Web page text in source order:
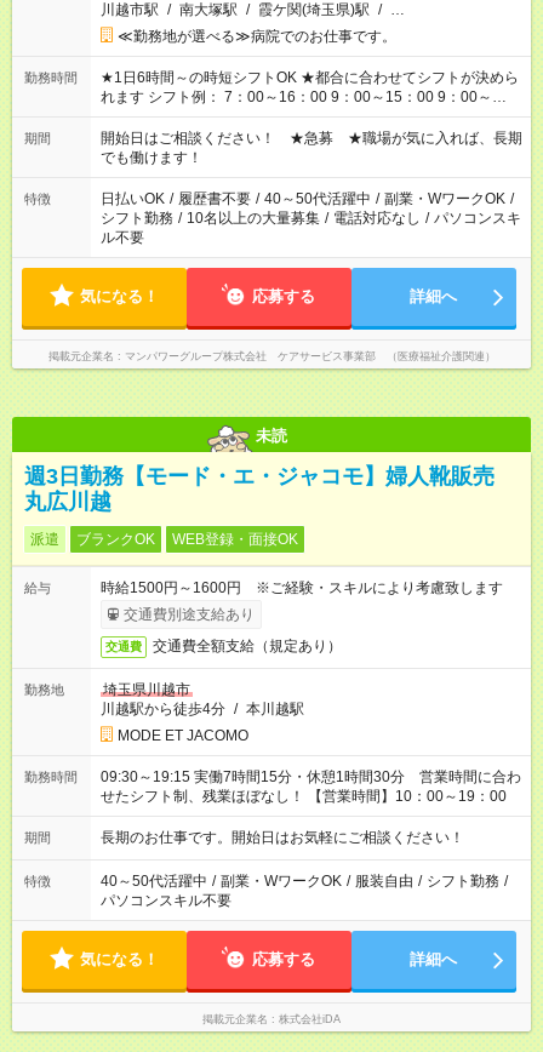
川越市駅 / 南大塚駅 / 霞ケ関(埼玉県)駅 / …
≪勤務地が選べる≫病院でのお仕事です。
勤務時間
★1日6時間～の時短シフトOK ★都合に合わせてシフトが決めら
れます シフト例： 7：00～16：00 9：00～15：00 9：00～
18：00 11：00～20：00 など ※Wワークの場合、他のお仕事と
合わせ週40時間超の就業はご案内できません ※法令に基づき、
週20時間以上勤務は社会保険への加入対象となります ※労働者
派遣法（日雇い派遣の原則禁止）により、短時間・短期間の就
業はご案内が難しい場合があります
期間
開始日はご相談ください！ ★急募 ★職場が気に入れば、長期
でも働けます！
特徴 日払いOK / 履歴書不要 / 40～50代活躍中 / 副業・WワークOK /
シフト勤務 / 10名以上の大量募集 / 電話対応なし / パソコンスキ
ル不要
気になる！ 応募する 詳細へ
掲載元企業名 マンパワーグループ株式会社 ケアサービス事業部 （医療福祉介護関連）
未読
週3日勤務【モード・エ・ジャコモ】婦人靴販売
丸広川越
派遣 ブランクOK WEB登録・面接OK
給与
時給1500円～1600円 ※ご経験・スキルにより考慮致します
交通費別途支給あり
交通費 交通費全額支給（規定あり）
勤務地
埼玉県川越市
川越駅から徒歩4分 / 本川越駅
MODE ET JACOMO
勤務時間
09:30～19:15 実働7時間15分・休憩1時間30分 営業時間に合わ
せたシフト制、残業ほぼなし！ 【営業時間】10：00～19：00
期間 長期のお仕事です。開始日はお気軽にご相談ください！
特徴 40～50代活躍中 / 副業・WワークOK / 服装自由 / シフト勤務 /
パソコンスキル不要
気になる！ 応募する 詳細へ
掲載元企業名 株式会社iDA